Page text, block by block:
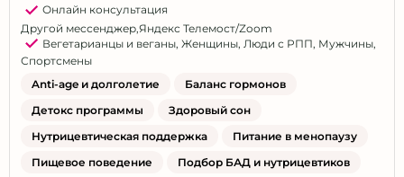
Онлайн консультация
Другой мессенджер,Яндекс Телемост/Zoom
Вегетарианцы и веганы, Женщины, Люди с РПП, Мужчины,
Спортсмены
Anti-age и долголетие
Баланс гормонов
Детокс программы
Здоровый сон
Нутрицевтическая поддержка
Питание в менопаузу
Пищевое поведение
Подбор БАД и нутрицевтиков